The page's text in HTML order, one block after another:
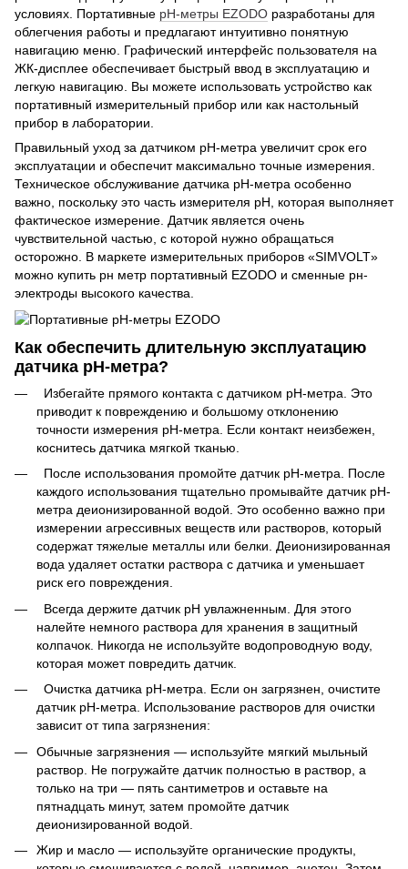
условиях. Портативные рН-метры EZODO разработаны для
облегчения работы и предлагают интуитивно понятную
навигацию меню. Графический интерфейс пользователя на
ЖК-дисплее обеспечивает быстрый ввод в эксплуатацию и
легкую навигацию. Вы можете использовать устройство как
портативный измерительный прибор или как настольный
прибор в лаборатории.
Правильный уход за датчиком рН-метра увеличит срок его
эксплуатации и обеспечит максимально точные измерения.
Техническое обслуживание датчика рН-метра особенно
важно, поскольку это часть измерителя рН, которая выполняет
фактическое измерение. Датчик является очень
чувствительной частью, с которой нужно обращаться
осторожно. В маркете измерительных приборов «SIMVOLT»
можно купить рн метр портативный EZODO и сменные рн-
электроды высокого качества.
Как обеспечить длительную эксплуатацию
датчика pH-метра?
Избегайте прямого контакта с датчиком рН-метра. Это
приводит к повреждению и большому отклонению
точности измерения pH-метра. Если контакт неизбежен,
коснитесь датчика мягкой тканью.
После использования промойте датчик pH-метра. После
каждого использования тщательно промывайте датчик pH-
метра деионизированной водой. Это особенно важно при
измерении агрессивных веществ или растворов, который
содержат тяжелые металлы или белки. Деионизированная
вода удаляет остатки раствора с датчика и уменьшает
риск его повреждения.
Всегда держите датчик pH увлажненным. Для этого
налейте немного раствора для хранения в защитный
колпачок. Никогда не используйте водопроводную воду,
которая может повредить датчик.
Очистка датчика рН-метра. Если он загрязнен, очистите
датчик рН-метра. Использование растворов для очистки
зависит от типа загрязнения:
Обычные загрязнения — используйте мягкий мыльный
раствор. Не погружайте датчик полностью в раствор, а
только на три — пять сантиметров и оставьте на
пятнадцать минут, затем промойте датчик
деионизированной водой.
Жир и масло — используйте органические продукты,